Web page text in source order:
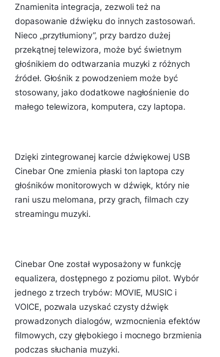
Znamienita integracja, zezwoli też na
dopasowanie dźwięku do innych zastosowań.
Nieco „przytłumiony”, przy bardzo dużej
przekątnej telewizora, może być świetnym
głośnikiem do odtwarzania muzyki z różnych
źródeł. Głośnik z powodzeniem może być
stosowany, jako dodatkowe nagłośnienie do
małego telewizora, komputera, czy laptopa.
Dzięki zintegrowanej karcie dźwiękowej USB
Cinebar One zmienia płaski ton laptopa czy
głośników monitorowych w dźwięk, który nie
rani uszu melomana, przy grach, filmach czy
streamingu muzyki.
Cinebar One został wyposażony w funkcję
equalizera, dostępnego z poziomu pilot. Wybór
jednego z trzech trybów: MOVIE, MUSIC i
VOICE, pozwala uzyskać czysty dźwięk
prowadzonych dialogów, wzmocnienia efektów
filmowych, czy głębokiego i mocnego brzmienia
podczas słuchania muzyki.